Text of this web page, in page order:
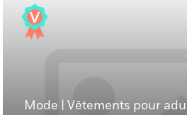
Mode | Vêtements pour